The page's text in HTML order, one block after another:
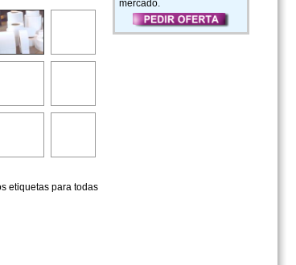
etiquetas para todas
mercado.